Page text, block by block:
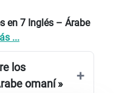
en 7 Inglés – Árabe
...
los
omaní »